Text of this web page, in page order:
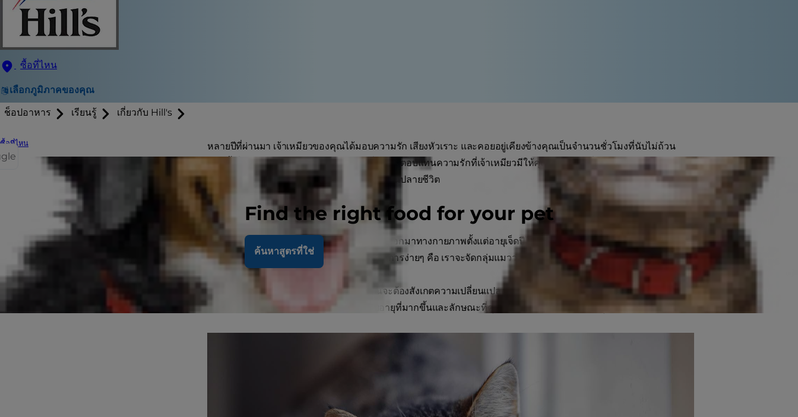
ซื้อที่ไหน
เลือกภูมิภาคของคุณ
ช็อปอาหาร เรียนรู้ เกี่ยวกับ Hill's
ซื้อที่ไหน
Find the right food for your pet
ค้นหาสูตรที่ใช่
หลายปีที่ผ่านมา เจ้าเหมียวของคุณได้มอบความรัก เสียงหัวเราะ และคอยอยู่เคียงข้างคุณเป็นจำนวนชั่วโมงที่นับไม่ถ้วน
ตอนนี้เมื่อเจ้าเหมียวแก่ตัวลง ถึงเวลาแล้วที่คุณจะตอบแทนความรักที่เจ้าเหมียวมีให้คุณอย่างไม่มีเงื่อนไข ด้วยการดูแล
เอาใจใส่เป็นพิเศษเพื่อให้เขามีความสุขในช่วงบั้นปลายชีวิต
สัญญาณของแมวสูงวัย
แมวจำนวนหนึ่งแสดงสัญญาณบอกความชราออกมาทางกายภาพตั้งแต่อายุเจ็ดปี ในขณะที่แมวอีกจำนวนหนึ่ง แม้อายุสิบปี
แล้วก็ยังกระฉับกระเฉงเสียยิ่งกว่าลูกแมว หลักการง่ายๆ คือ เราจะจัดกลุ่มแมวว่าเป็น “แมวสูงอายุ” เมื่อเขาอายุเกิน 11 ปี
ในฐานะเจ้าของแมวที่มีแมวอายุมากขึ้น คุณจะต้องสังเกตความเปลี่ยนแปลงด้านพฤติกรรมที่สามารถระบุถึงต้นตอของ
ปัญหา ต่อไปนี้คืออาการทั่วไปที่มาพร้อมกับอายุที่มากขึ้นและลักษณะที่คุณจะพบในเจ้าเหมียวที่มีอายุมาก